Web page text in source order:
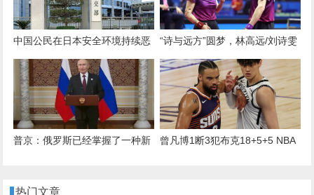
中国公民在日本安全环境持续恶
化，外交部提醒近期避免前往
“诗与远方”圆梦，林高远/刘诗雯
摘得全运会乒乓球混双金牌
普京：俄罗斯已经掌握了一种新
曾凡博1断3犯布克18+5+5 NBA
热门文章